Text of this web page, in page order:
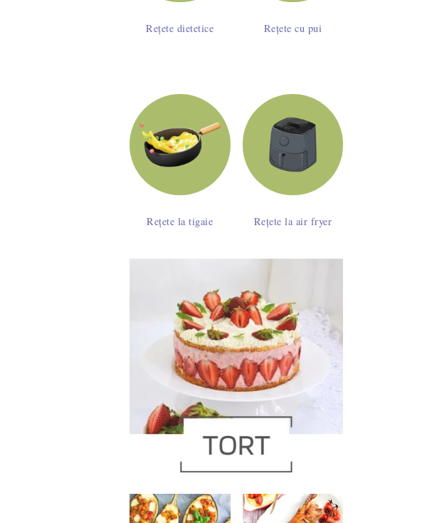
Rețete dietetice Rețete cu pui
Rețete la tigaie Rețete la air fryer